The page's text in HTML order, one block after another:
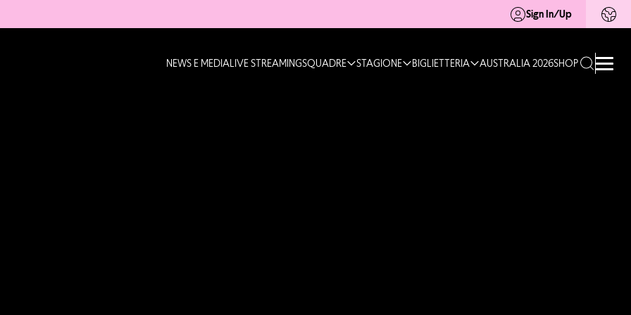
Sign In/Up
NEWS E MEDIALIVE STREAMINGSQUADRE STAGIONE BIGLIETTERIA AUSTRALIA 2026SHOP